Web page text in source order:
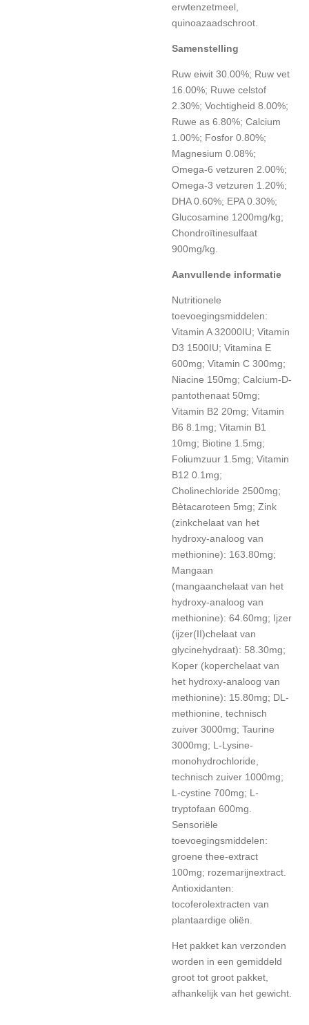
erwtenzetmeel,
quinoazaadschroot.
Samenstelling
Ruw eiwit 30.00%; Ruw vet
16.00%; Ruwe celstof
2.30%; Vochtigheid 8.00%;
Ruwe as 6.80%; Calcium
1.00%; Fosfor 0.80%;
Magnesium 0.08%;
Omega-6 vetzuren 2.00%;
Omega-3 vetzuren 1.20%;
DHA 0.60%; EPA 0.30%;
Glucosamine 1200mg/kg;
Chondroïtinesulfaat
900mg/kg.
Aanvullende informatie
Nutritionele
toevoegingsmiddelen:
Vitamin A 32000IU; Vitamin
D3 1500IU; Vitamina E
600mg; Vitamin C 300mg;
Niacine 150mg; Calcium-D-
pantothenaat 50mg;
Vitamin B2 20mg; Vitamin
B6 8.1mg; Vitamin B1
10mg; Biotine 1.5mg;
Foliumzuur 1.5mg; Vitamin
B12 0.1mg;
Cholinechloride 2500mg;
Bètacaroteen 5mg; Zink
(zinkchelaat van het
hydroxy-analoog van
methionine): 163.80mg;
Mangaan
(mangaanchelaat van het
hydroxy-analoog van
methionine): 64.60mg; Ijzer
(ijzer(II)chelaat van
glycinehydraat): 58.30mg;
Koper (koperchelaat van
het hydroxy-analoog van
methionine): 15.80mg; DL-
methionine, technisch
zuiver 3000mg; Taurine
3000mg; L-Lysine-
monohydrochloride,
technisch zuiver 1000mg;
L-cystine 700mg; L-
tryptofaan 600mg.
Sensoriële
toevoegingsmiddelen:
groene thee-extract
100mg; rozemarijnextract.
Antioxidanten:
tocoferolextracten van
plantaardige oliën.
Het pakket kan verzonden
worden in een gemiddeld
groot tot groot pakket,
afhankelijk van het gewicht.